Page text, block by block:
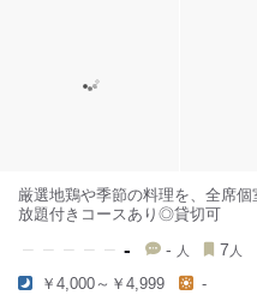
厳選地鶏や季節の料理を、全席
放題付きコースあり◎貸切可
- - 人 7 人
￥4,000～￥4,999 -